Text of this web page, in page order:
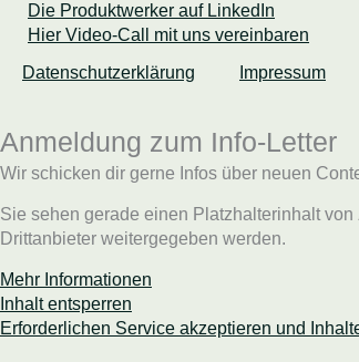
Die Produktwerker auf LinkedIn
Hier Video-Call mit uns vereinbaren
Datenschutzerklärung
Impressum
Anmeldung zum Info-Letter
Wir schicken dir gerne Infos über neuen
Sie sehen gerade einen Platzhalterinhalt von
Drittanbieter weitergegeben werden.
Mehr Informationen
Inhalt entsperren
Erforderlichen Service akzeptieren und